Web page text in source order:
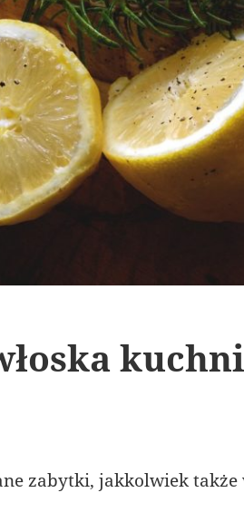
zabytki, jakkolwiek także